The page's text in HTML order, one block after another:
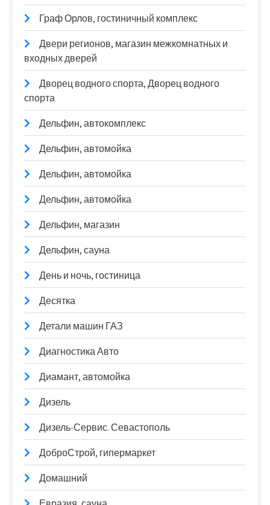
Граф Орлов, гостиничный комплекс
Двери регионов, магазин межкомнатных и
входных дверей
Дворец водного спорта, Дворец водного
спорта
Дельфин, автокомплекс
Дельфин, автомойка
Дельфин, автомойка
Дельфин, автомойка
Дельфин, магазин
Дельфин, сауна
День и ночь, гостиница
Десятка
Детали машин ГАЗ
Диагностика Авто
Диамант, автомойка
Дизель
Дизель-Сервис. Севастополь
ДоброСтрой, гипермаркет
Домашний